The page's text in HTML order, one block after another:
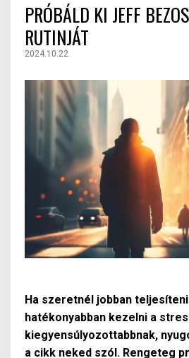
PRÓBÁLD KI JEFF
RUTINJÁT
2024.10.22.
Ha szeretnél jobban teljesíteni
hatékonyabban kezelni a
kiegyensúlyozottabbnak,
a cikk neked szól. Rengeteg